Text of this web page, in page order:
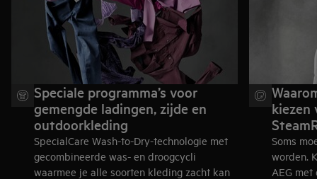
Speciale programma’s voor
gemengde ladingen, zijde en
outdoorkleding
SpecialCare Wash-to-Dry-technologie met
gecombineerde was- en droogcycli
waarmee je alle soorten kleding zacht kan
kiezen
Soms
worden.
AEG met